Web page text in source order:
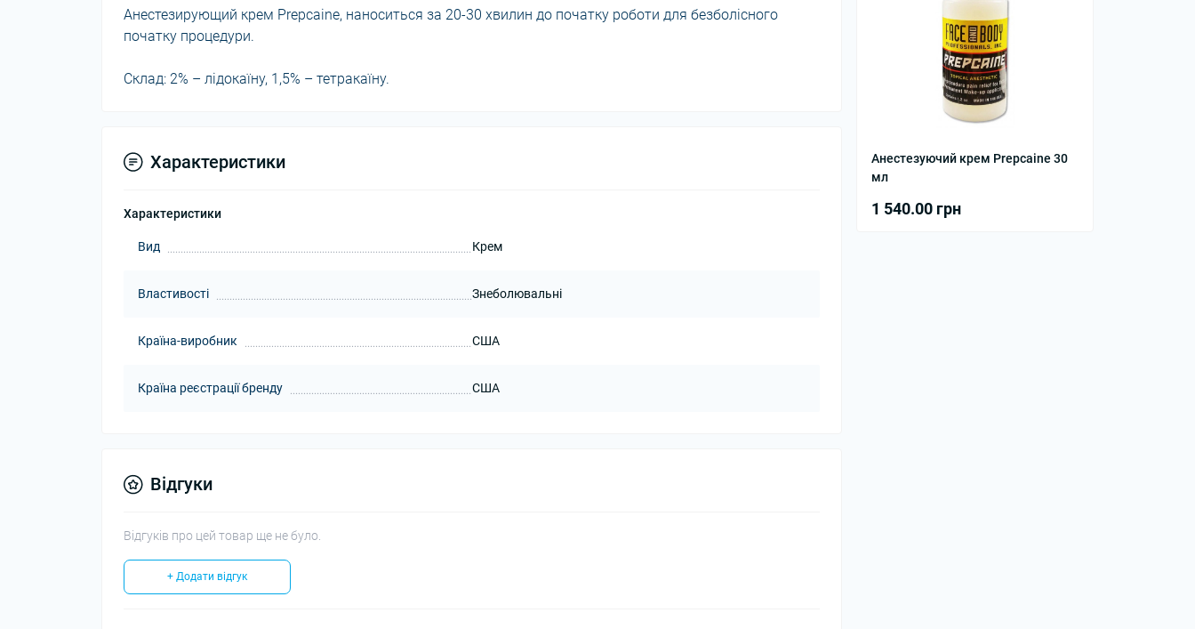
Анестезуючий крем Prepcaine 30
мл
1 540.00 грн
Анестезирующий крем Prepcaine, наноситься за 20-30 хвилин до початку роботи для безболісного
початку процедури.
Склад: 2% – лідокаїну, 1,5% – тетракаїну.
Характеристики
Характеристики
Вид Крем
Властивості Знеболювальні
Країна-виробник США
Країна реєстрації бренду США
Відгуки
Відгуків про цей товар ще не було.
+ Додати відгук